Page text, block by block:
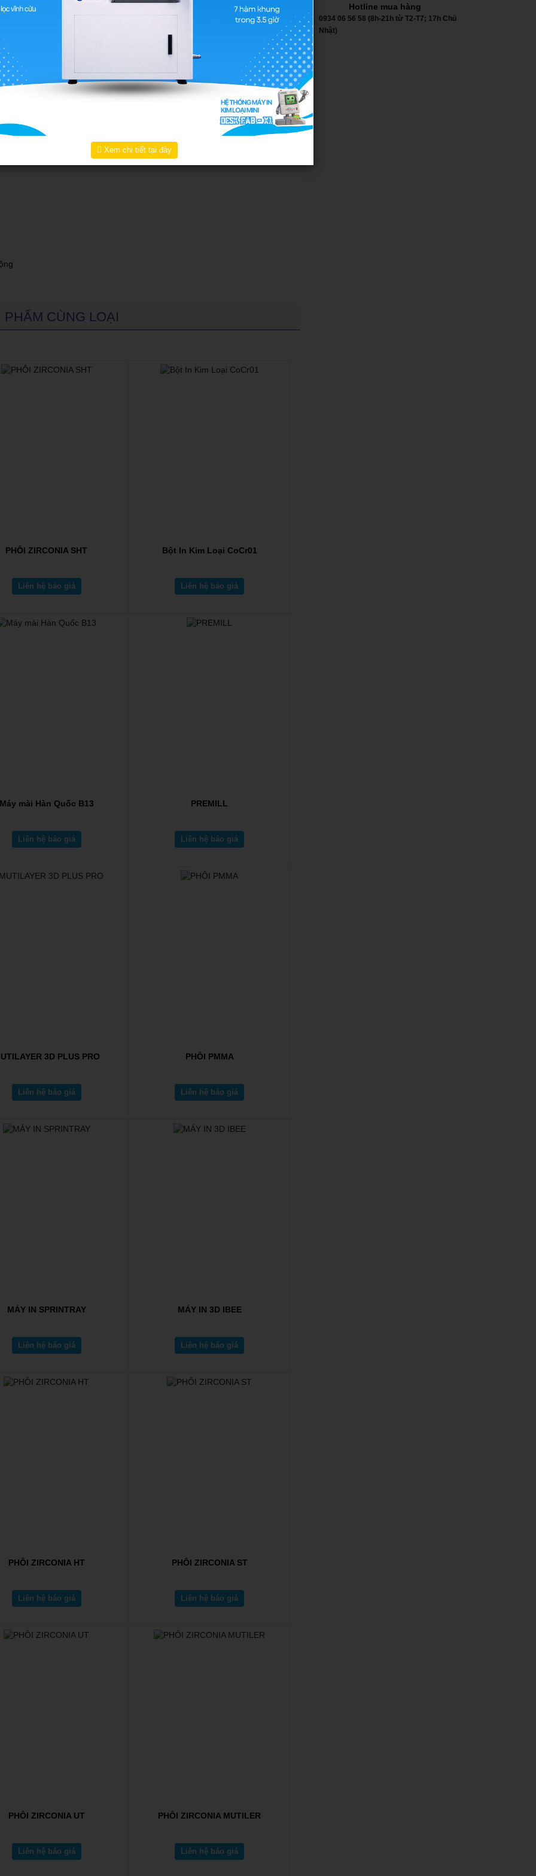
LIÊN HỆ BÁO GIÁ
PHẨM CÙNG LOẠI
PHÔI ZIRCONIA SHT
Liên hệ báo giá
Bột In Kim Loại CoCr01
Liên hệ báo giá
mài Hàn Quốc B13
Liên hệ báo giá
PREMILL
Liên hệ báo giá
3D PLUS PRO
Liên hệ báo giá
PHÔI PMMA
Liên hệ báo giá
MÁY IN SPRINTRAY
Liên hệ báo giá
MÁY IN 3D IBEE
Liên hệ báo giá
PHÔI ZIRCONIA HT
Liên hệ báo giá
PHÔI ZIRCONIA ST
Liên hệ báo giá
PHÔI ZIRCONIA UT
Liên hệ báo giá
PHÔI ZIRCONIA MUTILER
Liên hệ báo giá
Hotline mua hàng
0934 06 56 58 (8h-21h từ T2-T7; 17h Chủ
Nhật)
Xem chi tiết tại đây